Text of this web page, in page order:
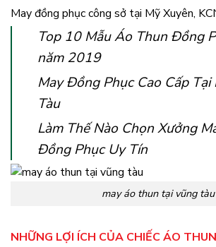
May đồng phục công sở tại Mỹ Xuyên,
Top 10 Mẫu Áo Thun Đồng
năm 2019
May Đồng Phục Cao Cấp Tại
Tàu
Làm Thế Nào Chọn Xưởng
Đồng Phục Uy Tín
may áo thun tại vũng tàu
NHỮNG LỢI ÍCH CỦA CHIẾC ÁO